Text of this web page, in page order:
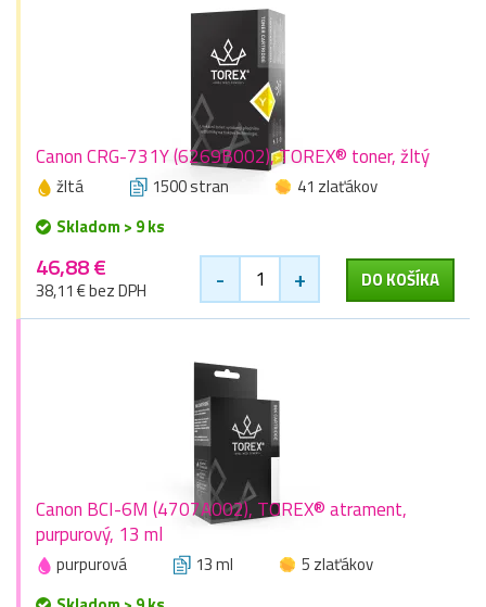
Canon CRG-731Y (6269B002), TOREX® toner, žltý
žltá 1500 stran
41 zlaťákov
Skladom > 9 ks
46,88 €
38,11 € bez DPH - + DO KOŠÍKA
Canon BCI-6M (4707A002), TOREX® atrament,
purpurový, 13 ml
purpurová 13 ml
5 zlaťákov